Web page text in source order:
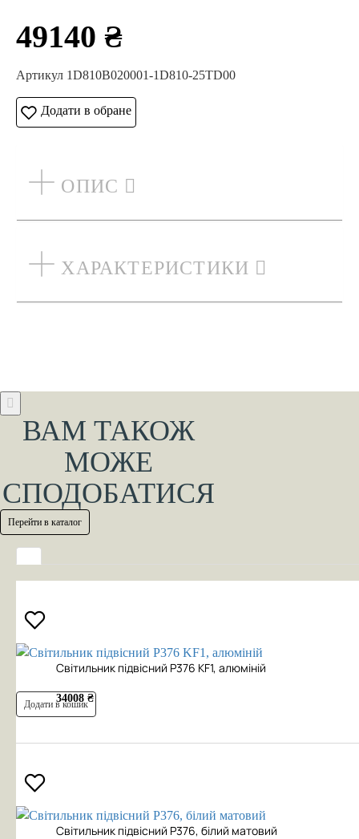
49140 ₴
Артикул 1D810B020001-1D810-25TD00
Додати в обране
ОПИС
ХАРАКТЕРИСТИКИ
ВАМ ТАКОЖ
МОЖЕ
СПОДОБАТИСЯ
Перейти в каталог
Cвітильник підвісний P376 KF1, алюміній
34008 ₴
Додати в кошик
Cвітильник підвісний P376, білий матовий